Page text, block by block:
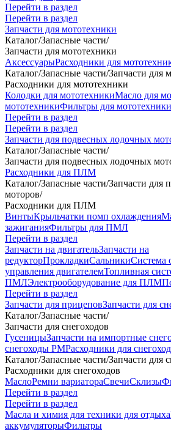
Перейти в раздел
Перейти в раздел
Запчасти для мототехники
Каталог/Запасные части/
Запчасти для мототехники
АксессуарыРасходники для
Каталог/Запасные части/Запчасти для
Расходники для мототехники
Колодки для мототехникиМасло для
мототехникиФильтры для мототехники
Перейти в раздел
Перейти в раздел
Запчасти для подвесных лодочных
Каталог/Запасные части/
Запчасти для подвесных лодочных
Расходники для ПЛМ
Каталог/Запасные части/Запчасти для
моторов/
Расходники для ПЛМ
ВинтыКрыльчатки помп охлаждения
зажиганияФильтры для ПМЛ
Перейти в раздел
Запчасти на двигательЗапчасти на
редукторПрокладкиСальникиСистема
управления двигателемТопливная
ПМЛЭлектрооборудование для ПЛМ
Перейти в раздел
Запчасти для прицеповЗапчасти для
Каталог/Запасные части/
Запчасти для снегоходов
ГусеницыЗапчасти на импортные
снегоходы РМРасходники для
Каталог/Запасные части/Запчасти для
Расходники для снегоходов
МаслоРемни вариатораСвечиСклизы
Перейти в раздел
Перейти в раздел
Масла и химия для техники для отдыха
аккумуляторыФильтры